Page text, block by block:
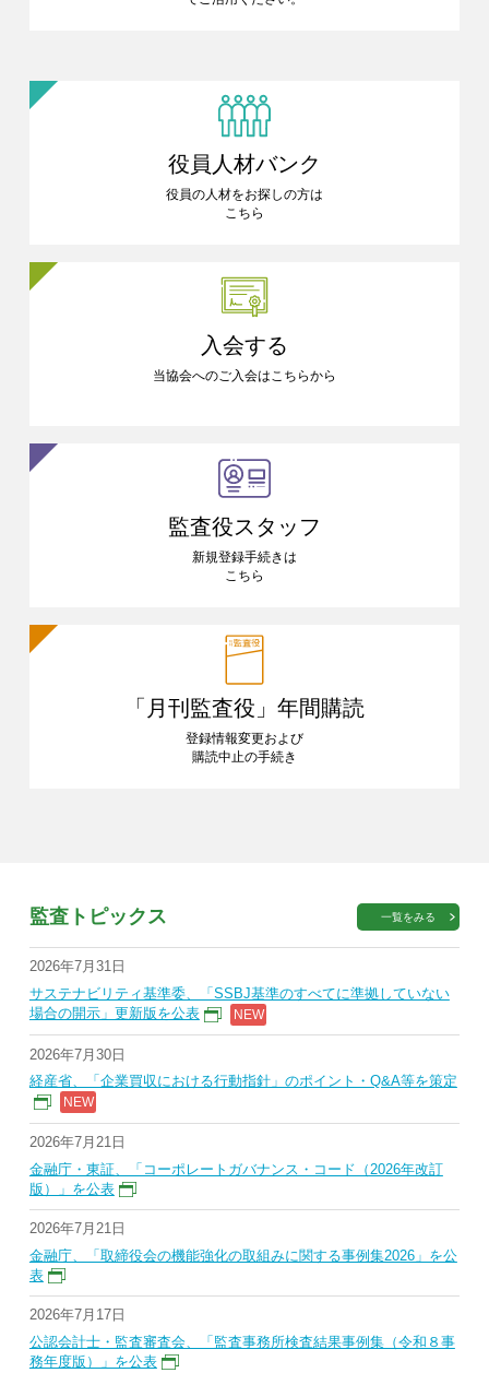
役員人材バンク
役員の人材をお探しの方は
こちら
入会する
当協会へのご入会はこちらから
監査役スタッフ
新規登録手続きは
こちら
「月刊監査役」 年間購読
登録情報変更および
購読中止の手続き
監査トピックス 一覧をみる
2026年7月31日
サステナビリティ基準委、「SSBJ基準のすべてに準拠していない
場合の開示」更新版を公表
2026年7月30日
経産省、「企業買収における行動指針」のポイント・Q&A等を策定
2026年7月21日
金融庁・東証、「コーポレートガバナンス・コード（2026年改訂
版）」を公表
2026年7月21日
金融庁、「取締役会の機能強化の取組みに関する事例集2026」を公
表
2026年7月17日
公認会計士・監査審査会、「監査事務所検査結果事例集（令和８事
務年度版）」を公表